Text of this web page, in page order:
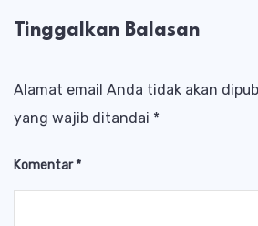
Tinggalkan Balasan
Alamat email Anda tidak akan
yang wajib ditandai *
Komentar*